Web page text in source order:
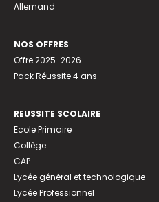
Allemand
NOS OFFRES
Offre 2025-2026
Pack Réussite 4 ans
REUSSITE SCOLAIRE
Ecole Primaire
Collège
CAP
Lycée général et technologique
Lycée Professionnel